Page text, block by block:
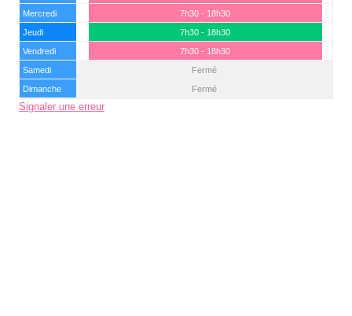
Mercredi
7h30 - 18h30
Jeudi
7h30 - 18h30
Vendredi
7h30 - 18h30
Samedi
Fermé
Dimanche
Fermé
Signaler une erreur